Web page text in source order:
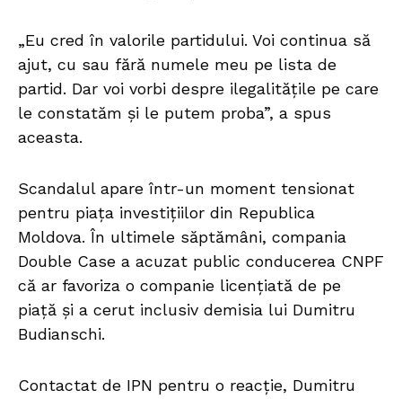
„Eu cred în valorile partidului. Voi continua să
ajut, cu sau fără numele meu pe lista de
partid. Dar voi vorbi despre ilegalitățile pe care
le constatăm și le putem proba”, a spus
aceasta.
Scandalul apare într-un moment tensionat
pentru piața investițiilor din Republica
Moldova. În ultimele săptămâni, compania
Double Case a acuzat public conducerea CNPF
că ar favoriza o companie licențiată de pe
piață și a cerut inclusiv demisia lui Dumitru
Budianschi.
Contactat de IPN pentru o reacție, Dumitru